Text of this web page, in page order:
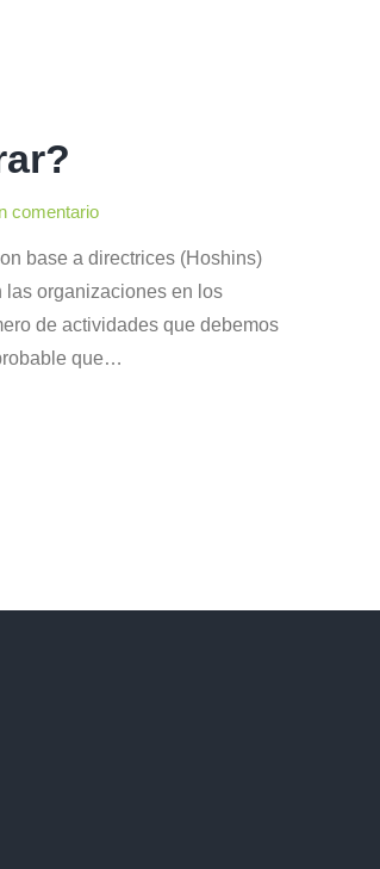
comentario
base a directrices (Hoshins)
las organizaciones en los
de actividades que debemos
que…